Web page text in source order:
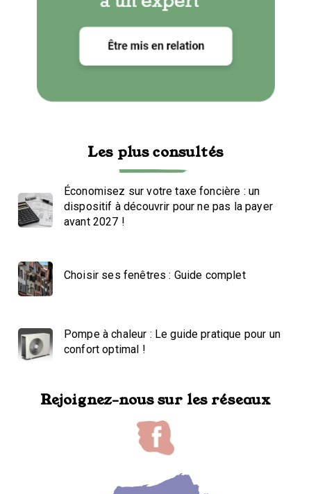
Les plus consultés
Économisez sur votre taxe foncière : un
dispositif à découvrir pour ne pas la payer
avant 2027 !
Choisir ses fenêtres : Guide complet
Pompe à chaleur : Le guide pratique pour un
confort optimal !
Rejoignez-nous sur les réseaux